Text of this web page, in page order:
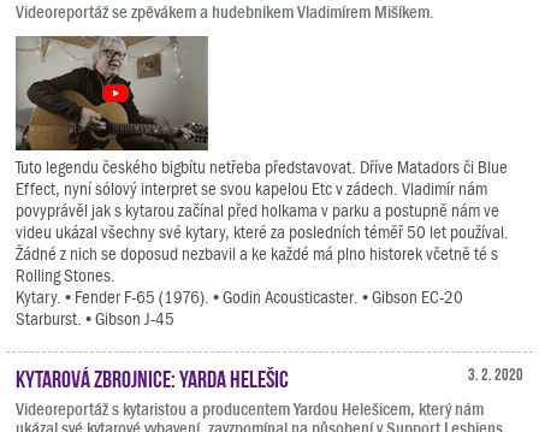
Videoreportáž se zpěvákem a hudebníkem Vladimírem Mišíkem.
Tuto legendu českého bigbítu netřeba představovat. Dříve Matadors či Blue
Effect, nyní sólový interpret se svou kapelou Etc v zádech. Vladimír nám
povyprávěl jak s kytarou začínal před holkama v parku a postupně nám ve
videu ukázal všechny své kytary, které za posledních téměř 50 let používal.
Žádné z nich se doposud nezbavil a ke každé má plno historek včetně té s
Rolling Stones.
Kytary. • Fender F-65 (1976). • Godin Acousticaster. • Gibson EC-20
Starburst. • Gibson J-45
3. 2. 2020
Kytarová zbrojnice: Yarda Helešic
Videoreportáž s kytaristou a producentem Yardou Helešicem, který nám
ukázal své kytarové vybavení, zavzpomínal na působení v Support Lesbiens,